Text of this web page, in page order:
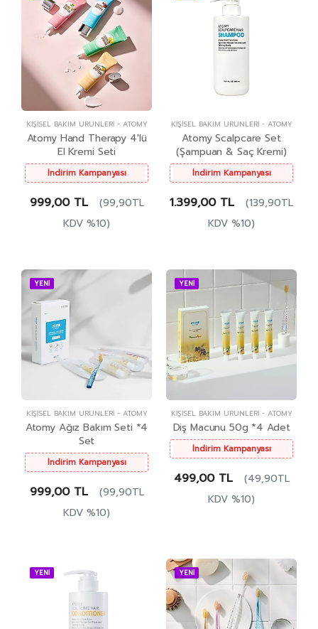
KIŞISEL BAKIM ÜRÜNLERI- ATOMY
Atomy Hand Therapy 4'lü
El Kremi Seti
İndirim Kampanyası
999,00 TL
(99,90TL
KDV %10)
KIŞISEL BAKIM ÜRÜNLERI- ATOMY
Atomy Scalpcare Set
(Şampuan & Saç Kremi)
İndirim Kampanyası
1.399,00 TL
(139,90TL
KDV %10)
YENİ
KIŞISEL BAKIM ÜRÜNLERI- ATOMY
Atomy Ağız Bakım Seti *4
Set
İndirim Kampanyası
999,00 TL
(99,90TL
KDV %10)
YENİ
KIŞISEL BAKIM ÜRÜNLERI- ATOMY
Diş Macunu 50g *4 Adet
İndirim Kampanyası
499,00 TL
(49,90TL
KDV %10)
YENİ YENİ